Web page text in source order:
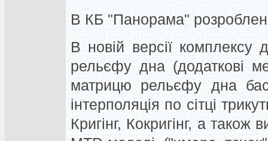
В КБ "Панорама"
В новій версії комплексу
рельєфу дна (додаткові
матрицю рельєфу дна
інтерполяція по сітці
Кригінг, Кокригінг, а також